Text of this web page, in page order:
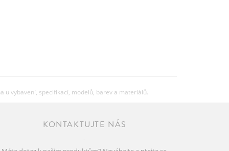
u vybavení, specifikací, modelů, barev a materiálů.
KONTAKTUJTE NÁS